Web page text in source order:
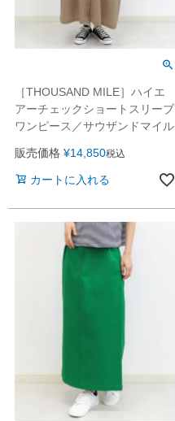
［THOUSAND MILE］ハイエ
アーチェックショートスリーブ
ワンピース／サウザンドマイル
販売価格 ¥14,850税込
カートに入れる